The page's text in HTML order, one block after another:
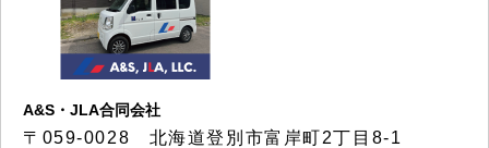
A&S・JLA合同会社
〒 059-0028 北海道登別市富岸町2丁目 8-1